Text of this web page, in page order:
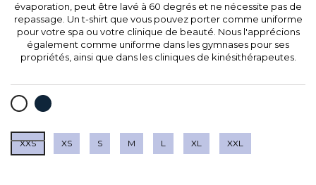
évaporation, peut être lavé à 60 degrés et ne nécessite pas de
repassage. Un t-shirt que vous pouvez porter comme uniforme
pour votre spa ou votre clinique de beauté. Nous l'apprécions
également comme uniforme dans les gymnases pour ses
propriétés, ainsi que dans les cliniques de kinésithérapeutes.
BLANCBLEU
MARINE
XXS XS S M L XL XXL